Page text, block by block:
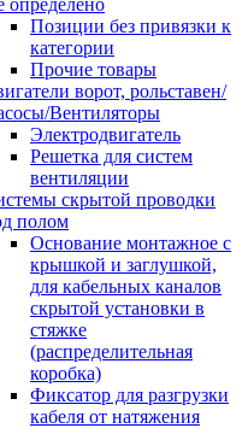
определено
Позиции без привязки к
категории
Прочие товары
ворот, рольставен/
Вентиляторы
Электродвигатель
Решетка для систем
вентиляции
скрытой проводки
полом
Основание монтажное с
крышкой и заглушкой,
для кабельных каналов
скрытой установки в
стяжке
(распределительная
коробка)
Фиксатор для разгрузки
кабеля от натяжения